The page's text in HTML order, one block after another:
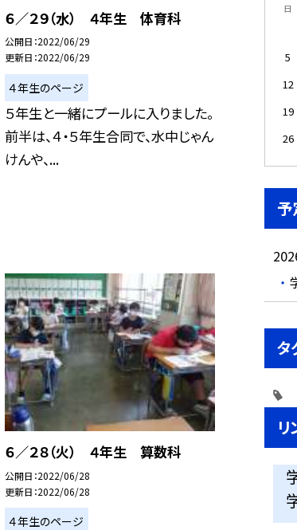
６／２９（水） ４年生 体育科
公開日 2022/06/29
更新日 2022/06/29
４年生のページ
５年生と一緒にプールに入りました。
前半は、４・５年生合同で、水中じゃん
けんや、...
６／２８（火） ４年生 算数科
公開日 2022/06/28
更新日 2022/06/28
４年生のページ
日
5
12
19
26
予
タ
リ